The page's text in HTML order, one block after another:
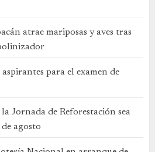
atrae mariposas y aves tras
para el examen de
Jornada de Reforestación sea
agosto